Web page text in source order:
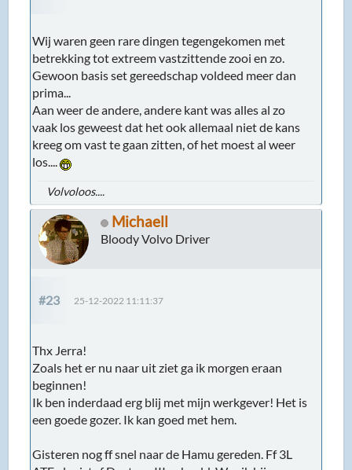
Wij waren geen rare dingen tegengekomen met
betrekking tot extreem vastzittende zooi en zo.
Gewoon basis set gereedschap voldeed meer dan
prima...
Aan weer de andere, andere kant was alles al zo
vaak los geweest dat het ook allemaal niet de kans
kreeg om vast te gaan zitten, of het moest al weer
los....
Volvoloos....
Michaell
Bloody Volvo Driver
#23 25-12-2022 11:11:37
Thx Jerra!
Zoals het er nu naar uit ziet ga ik morgen eraan
beginnen!
Ik ben inderdaad erg blij met mijn werkgever! Het is
een goede gozer. Ik kan goed met hem.
Gisteren nog ff snel naar de Hamu gereden. Ff 3L